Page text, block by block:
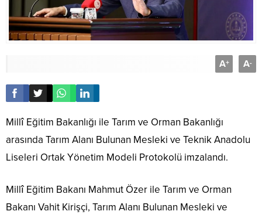
A+ A-
Millî Eğitim Bakanlığı ile Tarım ve Orman Bakanlığı
arasında Tarım Alanı Bulunan Mesleki ve Teknik Anadolu
Liseleri Ortak Yönetim Modeli Protokolü imzalandı.
Millî Eğitim Bakanı Mahmut Özer ile Tarım ve Orman
Bakanı Vahit Kirişçi, Tarım Alanı Bulunan Mesleki ve